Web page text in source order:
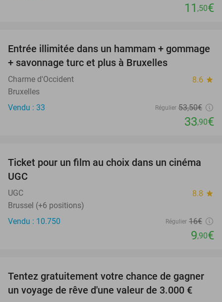
11 ,50€
37%
Entrée illimitée dans un hammam + gommage
+ savonnage turc et plus à Bruxelles
Charme d'Occident 8.6 star
Bruxelles
Vendu : 33
Régulier 53,50€
33,90€
38%
Ticket pour un film au choix dans un cinéma
UGC
UGC 8.8 star
Brussel (+6 positions)
Vendu : 10.750
Régulier 16€
9,90€
Tentez gratuitement votre chance de gagner
un voyage de rêve d'une valeur de 3.000 €